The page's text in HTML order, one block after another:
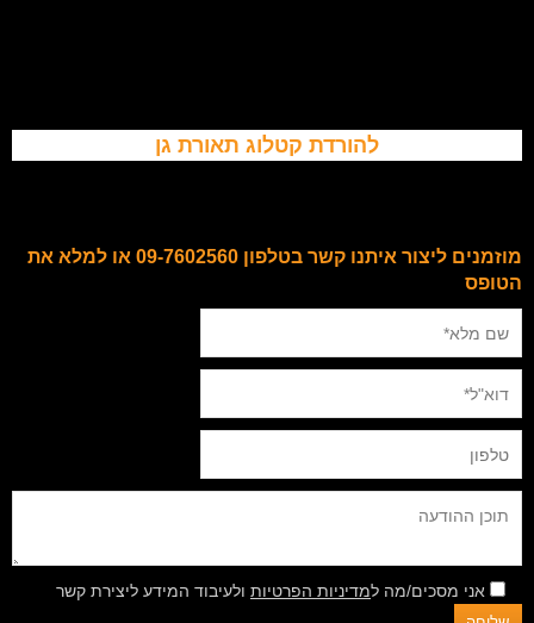
להורדת קטלוג תאורת גן
מוזמנים ליצור איתנו קשר בטלפון 09-7602560 או למלא את
הטופס
אני מסכים/מה למדיניות הפרטיות ולעיבוד המידע ליצירת קשר